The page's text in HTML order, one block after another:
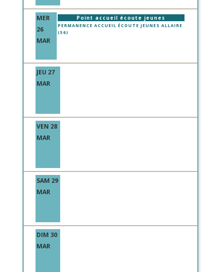
MER
26
MAR
Point accueil écoute jeunes
PERMANENCE ACCUEIL ÉCOUTE JEUNES ALLAIRE
(56)
JEU 27
MAR
VEN 28
MAR
SAM 29
MAR
DIM 30
MAR